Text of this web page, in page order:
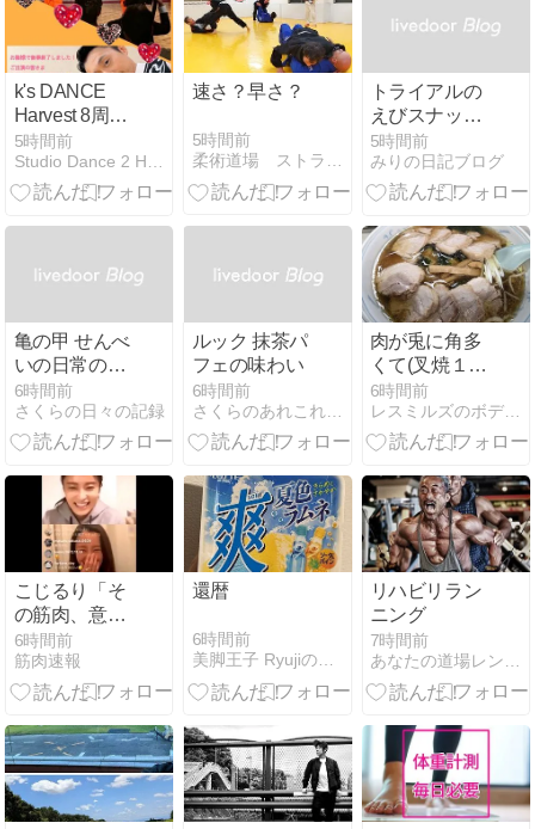
k's DANCE
Harvest 8周年
記念パーティ
ー
5時間前
速さ？早さ？
5時間前
トライアルの
えびスナック
が意外とクセ
になる
5時間前
みりの日記ブログ
亀の甲 せんべ
いの日常の一
欠片
6時間前
さくらの日々の記録
ルック 抹茶パ
フェの味わい
6時間前
さくらのあれこれダイアリー
肉が兎に角多
くて(叉焼１０
枚)
6時間前
レスミルズのボディバランス活動ブログ
こじるり「そ
の筋肉、意味
あるの？
(笑)」←これ
ｗｗｗｗｗｗ
6時間前
筋肉速報
還暦
6時間前
美脚王子 RyujiのHaveahealthyday!
リハビリラン
ニング
7時間前